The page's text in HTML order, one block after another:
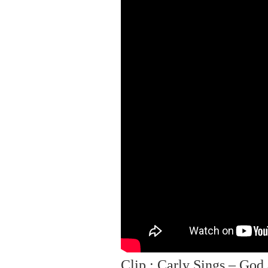
Clip : Carly Sings – God